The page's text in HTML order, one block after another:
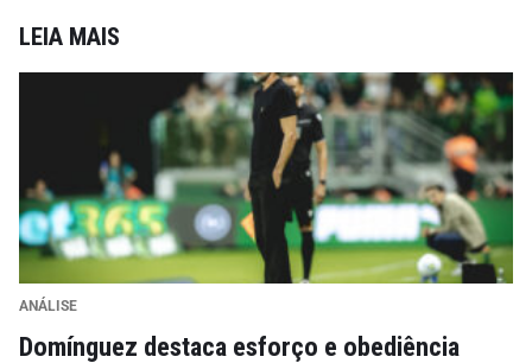
LEIA MAIS
ANÁLISE
Domínguez destaca esforço e obediência